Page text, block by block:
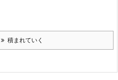
積まれていく